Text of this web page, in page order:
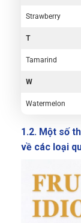
Strawberry
T
Tamarind
W
Watermelon
1.2. Một số
về các loại